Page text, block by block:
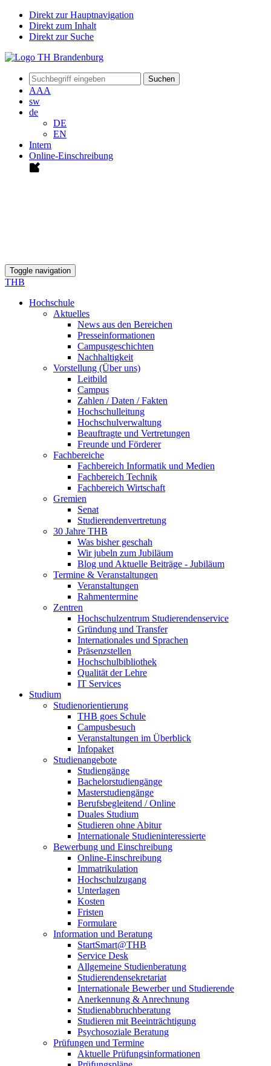
Direkt zur Hauptnavigation
Direkt zum Inhalt
Direkt zur Suche
Suchen
AAA
sw
de
DE
EN
Intern
Online-Einschreibung
Toggle navigation
THB
Hochschule
Aktuelles
News aus den Bereichen
Presseinformationen
Campusgeschichten
Nachhaltigkeit
Vorstellung (Über uns)
Leitbild
Campus
Zahlen / Daten / Fakten
Hochschulleitung
Hochschulverwaltung
Beauftragte und Vertretungen
Freunde und Förderer
Fachbereiche
Fachbereich Informatik und Medien
Fachbereich Technik
Fachbereich Wirtschaft
Gremien
Senat
Studierendenvertretung
30 Jahre THB
Was bisher geschah
Wir jubeln zum Jubiläum
Blog und Aktuelle Beiträge - Jubiläum
Termine & Veranstaltungen
Veranstaltungen
Rahmentermine
Zentren
Hochschulzentrum Studierendenservice
Gründung und Transfer
Internationales und Sprachen
Präsenzstellen
Hochschulbibliothek
Qualität der Lehre
IT Services
Studium
Studienorientierung
THB goes Schule
Campusbesuch
Veranstaltungen im Überblick
Infopaket
Studienangebote
Studiengänge
Bachelorstudiengänge
Masterstudiengänge
Berufsbegleitend / Online
Duales Studium
Studieren ohne Abitur
Internationale Studieninteressierte
Bewerbung und Einschreibung
Online-Einschreibung
Immatrikulation
Hochschulzugang
Unterlagen
Kosten
Fristen
Formulare
Information und Beratung
StartSmart@THB
Service Desk
Allgemeine Studienberatung
Studierendensekretariat
Internationale Bewerber und Studierende
Anerkennung & Anrechnung
Studienabbruchberatung
Studieren mit Beeinträchtigung
Psychosoziale Beratung
Prüfungen und Termine
Aktuelle Prüfungsinformationen